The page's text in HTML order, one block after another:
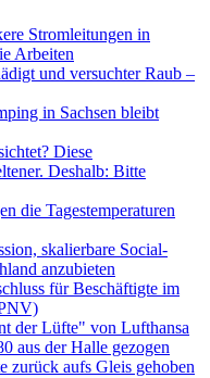
Stromleitungen in
Arbeiten
und versuchter Raub –
in Sachsen bleibt
Diese
Deshalb: Bitte
die Tagestemperaturen
skalierbare Social-
anzubieten
für Beschäftigte im
der Lüfte" von Lufthansa
aus der Halle gezogen
zurück aufs Gleis gehoben